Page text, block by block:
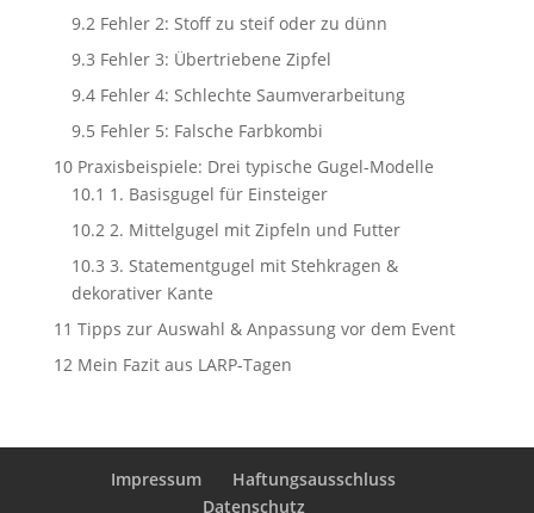
9.2Fehler 2: Stoff zu steif oder zu dünn
9.3 Fehler 3: Übertriebene Zipfel
9.4Fehler 4: Schlechte Saumverarbeitung
9.5 Fehler 5: Falsche Farbkombi
10Praxisbeispiele: Drei typische Gugel-Modelle
10.1 1. Basisgugel für Einsteiger
10.22. Mittelgugel mit Zipfeln und Futter
10.3 3. Statementgugel mit Stehkragen &
dekorativer Kante
11 Tipps zur Auswahl & Anpassung vor dem Event
12Mein Fazit aus LARP-Tagen
Impressum
Haftungsausschluss
Datenschutz